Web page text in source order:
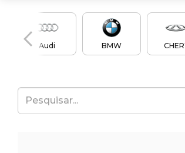
Audi BMW